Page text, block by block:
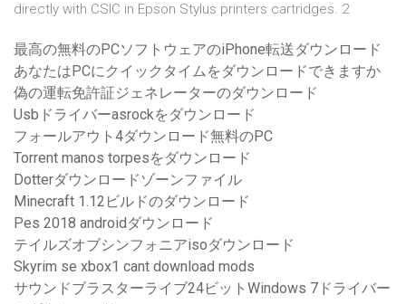
directly with CSIC in Epson Stylus printers cartridges. 2
最高の無料のPCソフトウェアのiPhone転送ダウンロード
あなたはPCにクイックタイムをダウンロードできますか
偽の運転免許証ジェネレーターのダウンロード
Usbドライバーasrockをダウンロード
フォールアウト4ダウンロード無料のPC
Torrent manos torpesをダウンロード
Dotterダウンロードゾーンファイル
Minecraft 1.12ビルドのダウンロード
Pes 2018 androidダウンロード
テイルズオブシンフォニアisoダウンロード
Skyrim se xbox1 cant download mods
サウンドブラスターライブ24ビットWindows 7ドライバー